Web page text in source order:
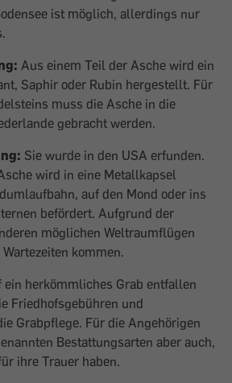
ist möglich, allerdings nur
Aus einem Teil der Asche wird ein
Saphir oder Rubin hergestellt. Für
muss die Asche in die
gebracht werden.
Sie wurde in den USA erfunden.
wird in eine Metallkapsel
auf den Mond oder ins
befördert. Aufgrund der
möglichen Weltraumflügen
kommen.
ein herkömmliches Grab entfallen
Friedhofs­gebühren und
Grabpflege. Für die Angehörigen
Bestattungsarten aber auch,
ihre Trauer haben.